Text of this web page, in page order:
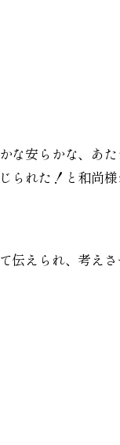
な安らかな、あ
られた！と和尚
伝えられ、考え